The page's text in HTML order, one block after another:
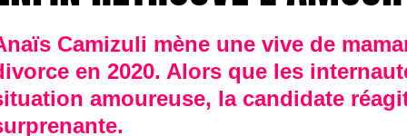
Camizuli mène une vive de
en 2020. Alors que les
amoureuse, la candidate